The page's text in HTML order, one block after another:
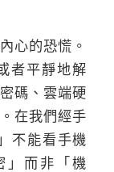
心的恐慌。
者平靜地解
碼、雲端硬
在我們經手
不能看手機
」而非「機